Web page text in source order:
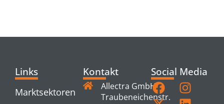
Links
Marktsektoren
Kontakt
Allectra GmbH
Traubeneichenstr.
Social Media